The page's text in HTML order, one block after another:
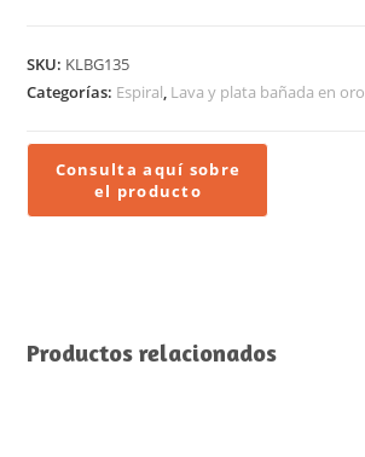
SKU: KLBG135
Categorías: Espiral, Lava y plata bañada en oro
Productos relacionados